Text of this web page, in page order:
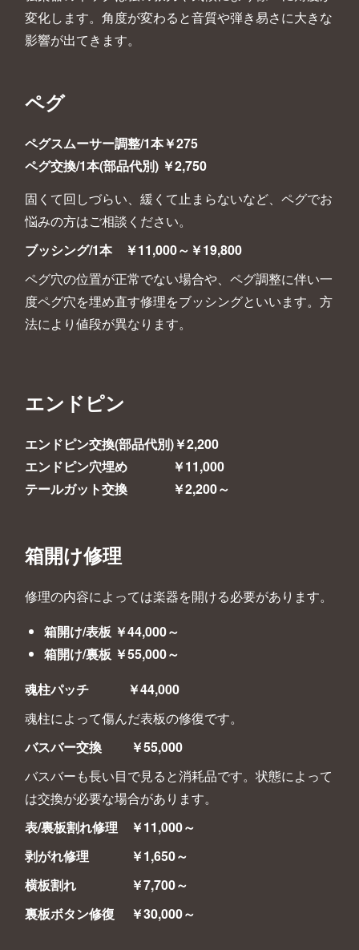
変化します。角度が変わると音質や弾き易さに大きな
影響が出てきます。
ペグ
ペグスムーサー調整/1本￥275
ペグ交換/1本(部品代別) ￥2,750
固くて回しづらい、緩くて止まらないなど、ペグでお
悩みの方はご相談ください。
ブッシング/1本 ￥11,000～￥19,800
ペグ穴の位置が正常でない場合や、ペグ調整に伴い一
度ペグ穴を埋め直す修理をブッシングといいます。方
法により値段が異なります。
エンドピン
エンドピン交換(部品代別)￥2,200
エンドピン穴埋め ￥11,000
テールガット交換 ￥2,200～
箱開け修理
修理の内容によっては楽器を開ける必要があります。
箱開け/表板 ￥44,000～
箱開け/裏板 ￥55,000～
魂柱パッチ ￥44,000
魂柱によって傷んだ表板の修復です。
バスバー交換 ￥55,000
バスバーも長い目で見ると消耗品です。状態によって
は交換が必要な場合があります。
表/裏板割れ修理 ￥11,000～
剥がれ修理 ￥1,650～
横板割れ ￥7,700～
裏板ボタン修復 ￥30,000～